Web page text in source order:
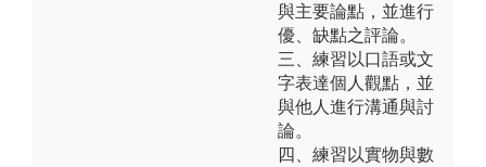
與主要論點，並進行
優、缺點之評論。
三、練習以口語或文
字表達個人觀點，並
與他人進行溝通與討
論。
四、練習以實物與數